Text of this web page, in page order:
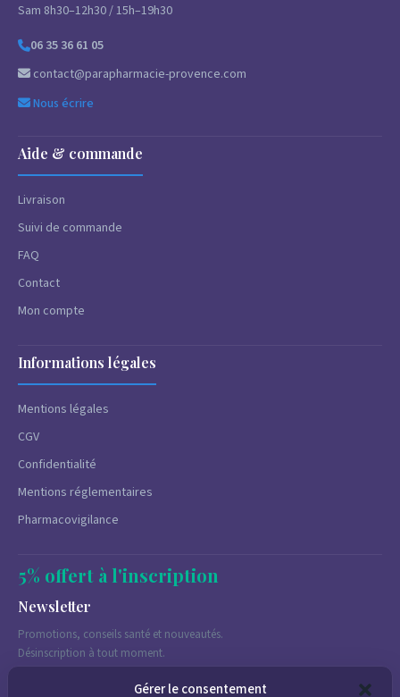
Gérer le consentement
Sam 8h30–12h30 / 15h–19h30
06 35 36 61 05
contact@parapharmacie-provence.com
Nous écrire
Aide & commande
Livraison
Suivi de commande
FAQ
Contact
Mon compte
Informations légales
Mentions légales
CGV
Confidentialité
Mentions réglementaires
Pharmacovigilance
5% offert à l'inscription
Newsletter
Promotions, conseils santé et nouveautés.
Désinscription à tout moment.